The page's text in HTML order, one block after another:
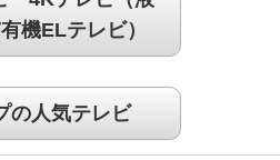
機ELテレビ）
の人気テレビ